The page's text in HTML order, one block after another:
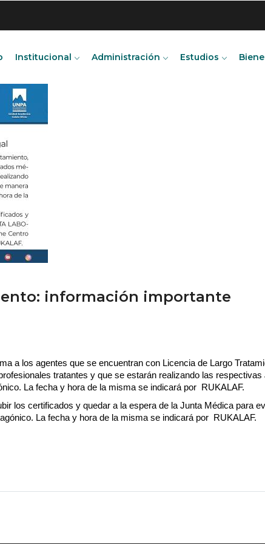
Institucional Administración Estudios
información importante
a los agentes que se encuentran con Licencia de Largo
tratantes y que se estarán realizando las
La fecha y hora de la misma se indicará por  RUKALAF.
los certificados y quedar a la espera de la Junta Médica para
La fecha y hora de la misma se indicará por  RUKALAF.